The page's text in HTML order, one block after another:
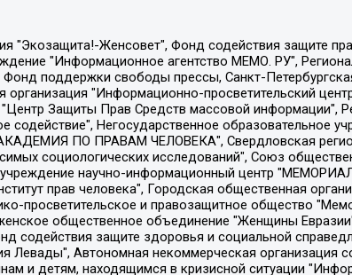
Республике, SIA "Medusa Project" (регистрационный номер 40103797863, дата регистрации 10.06.2014), Некоммерческая организация "Фонд по борьбе с коррупцией", Автономная некоммерческая организация "Институт права и публичной политики", Баданин Роман Сергеевич, Гликин Максим Александрович, Железнова Мария Михайловна, Лукьянова Юлия Сергеевна, Маетная Елизавета Витальевна, Маняхин Петр Борисович, Чуракова Ольга Владимировна, Ярош Юлия Петровна, Юридическое лицо "The Insider SIA", зарегистрированное в Риге, Латвийская Республика (дата регистрации 26.06.2015), являющееся администратором доменного имени интернет-издания "The Insider SIA", https://theins.ru, Постернак Алексей Евгеньевич, Рубин Михаил Аркадьевич, Анин Роман Александрович, Юридическое лицо Istories fonds, зарегистрированное в Латвийской Республике (регистрационный номер 50008295751, дата регистрации 24.02.2020), Великовский Дмитрий Александрович, Долинина Ирина Николаевна, Мароховская Алеся Алексеевна, Шлейнов Роман Юрьевич, Шмагун Олеся Валентиновна, Общество с ограниченной ответственностью "Альтаир 2021", Общество с ограниченной ответственностью "Вега 2021", Общество с ограниченной ответственностью "Главный редактор 2021", Общество с ограниченной ответственностью "Ромашки монолит", Важенков Артем Валерьевич, Ивановская областная общественная организация "Центр гендерных исследований", Гурман Юрий Альбертович, Медиапроект "ОВД-Инфо", Егоров Владимир Владимирович, Жилинский Владимир Александрович, Общество с ограниченной ответственностью "ЗП", Иванова София Юрьевна, Карезина Инна Павловна, Кильтау Екатерина Викторовна, Петров Алексей Викторович, Пискунов Сергей Евгеньевич, Смирнов Сергей Сергеевич, Тихонов Михаил Сергеевич, Общество с ограниченной ответственностью "ЖУРНАЛИСТ-ИНОСТРАННЫЙ АГЕНТ", Арапова Галина Юрьевна, Вольтская Татьяна Анатольевна, Американская компания "Mason G.E.S. Anonymous Foundation" (США), являющаяся владельцем интернет-издания https://mnews.world/, Компания "Stichting Bellingcat", зарегистрированная в Нидерландах (дата регистрации 11.07.2018), Захаров Андрей Вячеславович, Клепиковская Екатерина Дмитриевна, Общество с ограниченной ответственностью "МЕМО", Перл Роман Александрович, Симонов Евгений Алексеевич, Соловьева Елена Анатольевна, Сотников Даниил Владимирович, Сурначева Елизавета Дмитриевна, Автономная некоммерческая организация по защите прав человека и информированию населения "Якутия – Наше Мнение", Общество с ограниченной ответственностью "Москоу диджитал медиа", с 26.01.2023 Общество с ограниченной ответственностью "Чайка Белые сады", Ветошкина Валерия Валерьевна, Заговора Максим Александрович, Межрегиональное общественное движение "Российская ЛГБТ - сеть", Оленичев Максим Владимирович, Павлов Иван Юрьевич, Скворцова Елена Сергеевна, Общество с ограниченной ответственностью "Как бы инагент", Кочетков Игорь Викторович, Общество с ограниченной ответственностью "Честные выборы", Еланчик Олег Александрович, Общество с ограниченной ответственностью "Нобелевский призыв", Гималова Регина Эмилевна, Григорьев Андрей Валерьевич, Григорьева Алина Александровна, Ассоциация по содействию защите прав призывников, альтернативнослужащих и военнослужащих "Правозащитная группа